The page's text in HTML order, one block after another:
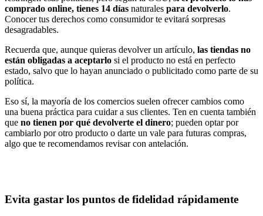
comprado online, tienes 14 días naturales para devolverlo.
Conocer tus derechos como consumidor te evitará sorpresas
desagradables.
Recuerda que, aunque quieras devolver un artículo, las tiendas no
están obligadas a aceptarlo si el producto no está en perfecto
estado, salvo que lo hayan anunciado o publicitado como parte de su
política.
Eso sí, la mayoría de los comercios suelen ofrecer cambios como
una buena práctica para cuidar a sus clientes. Ten en cuenta también
que no tienen por qué devolverte el dinero; pueden optar por
cambiarlo por otro producto o darte un vale para futuras compras,
algo que te recomendamos revisar con antelación.
Evita gastar los puntos de fidelidad rápidamente